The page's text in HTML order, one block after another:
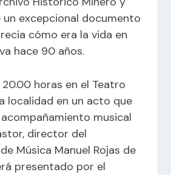
excepcional documento
cómo era la vida en
hace 90 años.
horas en el Teatro
localidad en un acto que
musical
director del
Música Manuel Rojas de
presentado por el